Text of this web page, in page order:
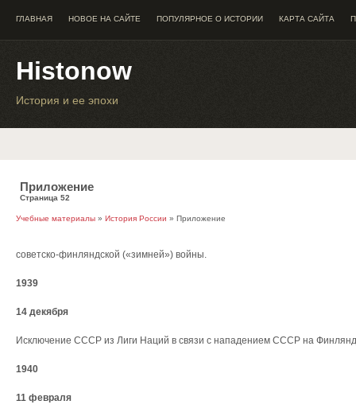
ГЛАВНАЯ НОВОЕ НА САЙТЕ ПОПУЛЯРНОЕ О ИСТОРИИ КАРТА САЙТА
Histonow
История и ее эпохи
Приложение
Страница 52
Учебные материалы » История России » Приложение
советско-финляндской («зимней») войны.
1939
14 декября
Исключение СССР из Лиги Наций в связи с нападением СССР на
1940
11 февраля